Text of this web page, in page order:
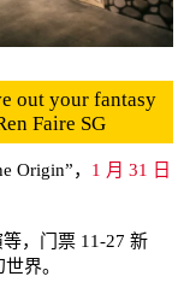
out your fantasy
Faire SG
Origin”， 1 月 31 日
，门票 11-27 新
界。